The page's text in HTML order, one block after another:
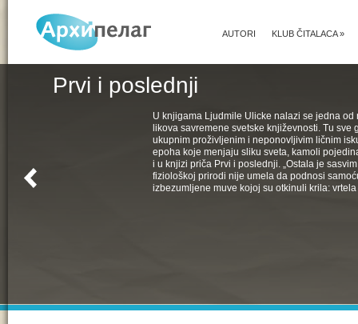
KLUB ČITALACA»
AUTORI
Prvi i poslednji
U knjigama Ljudmile Ulicke nalazi se jedna
likova savremene svetske književnosti. Tu sve
ukupnim proživljenim i neponovljivim ličnim
epoha koje menjaju sliku sveta, kamoli
i u knjizi priča Prvi i poslednji. „Ostala je
fiziološkoj prirodi nije umela da podnosi
izbezumljene muve kojoj su otkinuli krila: